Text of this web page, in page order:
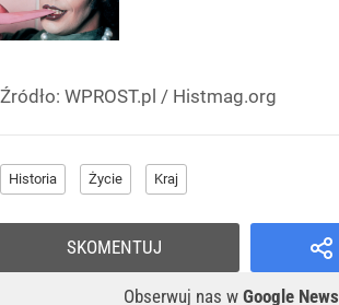
Źródło: WPROST.pl / Histmag.org
Historia Życie Kraj
Obserwuj nas w Google News
SKOMENTUJ